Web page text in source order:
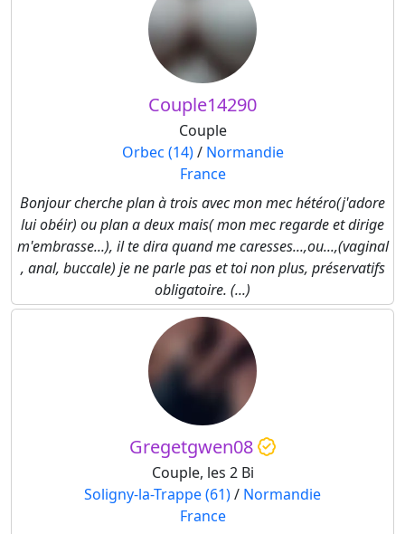
Couple14290
Couple
Orbec (14)/ Normandie
France
Bonjour cherche plan à trois avec mon mec hétéro(j'adore
lui obéir) ou plan a deux mais( mon mec regarde et dirige
m'embrasse...), il te dira quand me caresses...,ou...,(vaginal
, anal, buccale) je ne parle pas et toi non plus, préservatifs
obligatoire. (...)
Gregetgwen08
Couple, les 2 Bi
Soligny-la-Trappe (61)/ Normandie
France